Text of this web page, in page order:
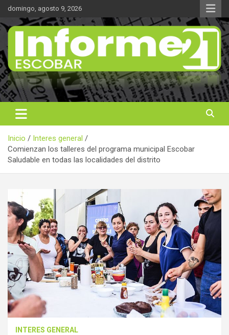
Saltar
contenido
domingo, agosto 9, 2026
Informe 21
Noticas reales
Inicio
Interes general
Comienzan los talleres del programa municipal Escobar
Saludable en todas las localidades del distrito
INTERES GENERAL